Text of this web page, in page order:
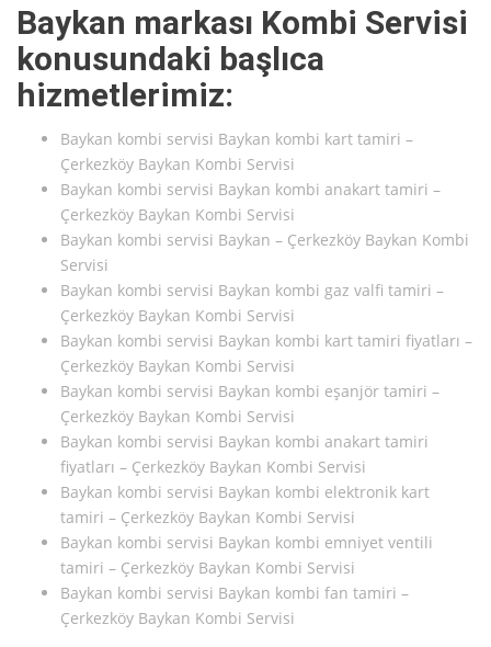
Baykan markası Kombi Servisi
konusundaki başlıca
hizmetlerimiz:
Baykan kombi servisi Baykan kombi kart tamiri –
Çerkezköy Baykan Kombi Servisi
Baykan kombi servisi Baykan kombi anakart tamiri –
Çerkezköy Baykan Kombi Servisi
Baykan kombi servisi Baykan – Çerkezköy Baykan Kombi
Servisi
Baykan kombi servisi Baykan kombi gaz valfi tamiri –
Çerkezköy Baykan Kombi Servisi
Baykan kombi servisi Baykan kombi kart tamiri fiyatları –
Çerkezköy Baykan Kombi Servisi
Baykan kombi servisi Baykan kombi eşanjör tamiri –
Çerkezköy Baykan Kombi Servisi
Baykan kombi servisi Baykan kombi anakart tamiri
fiyatları – Çerkezköy Baykan Kombi Servisi
Baykan kombi servisi Baykan kombi elektronik kart
tamiri – Çerkezköy Baykan Kombi Servisi
Baykan kombi servisi Baykan kombi emniyet ventili
tamiri – Çerkezköy Baykan Kombi Servisi
Baykan kombi servisi Baykan kombi fan tamiri –
Çerkezköy Baykan Kombi Servisi